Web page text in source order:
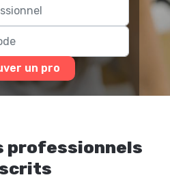
un pro
professionnels